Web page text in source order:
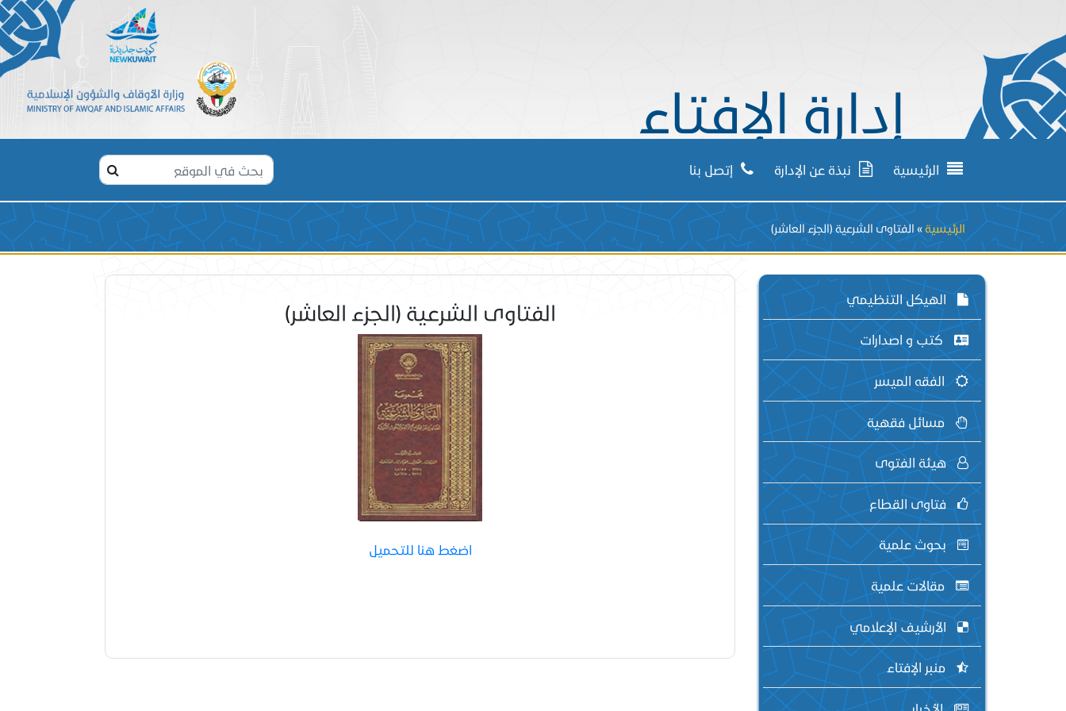
إدارة الإفتاء
الرئيسية نبذة عن الإدارة إتصل بنا
Breadcrumb
الرئيسية الفتاوى الشرعية (الجزء العاشر)
الهيكل التنظيمي
كتب و اصدارات
الفقه الميسر
مسائل فقهية
هيئة الفتوى
فتاوى القطاع
بحوث علمية
مقالات علمية
الأرشيف الإعلامي
منبر الإفتاء
الفتاوى الشرعية (الجزء العاشر)
اضغط هنا للتحميل